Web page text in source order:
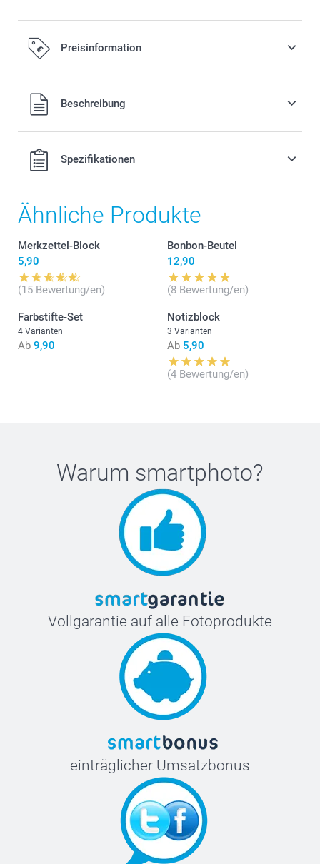
Preisinformation
Alle Preise verstehen sich in EURO (€) inkl. MwSt. und zzgl.
Versandkosten.Beschreibung
Spezifikationen
Ähnliche Produkte
Merkzettel-Block
5,90
(15 Bewertung/en)
Bonbon-Beutel
12,90
(8 Bewertung/en)
Farbstifte-Set
4 Varianten
Ab 9,90
Notizblock
3 Varianten
Ab 5,90
(4 Bewertung/en)
Warum smartphoto?
Vollgarantie auf alle Fotoprodukte
einträglicher Umsatzbonus